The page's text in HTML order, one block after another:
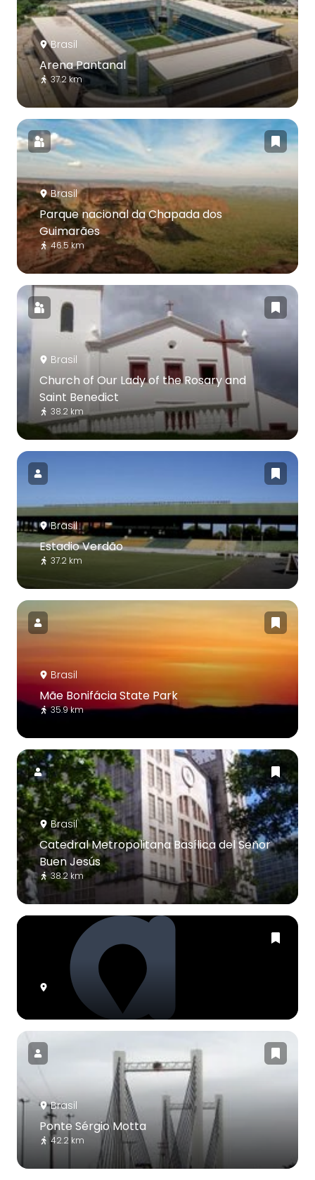
Brasil
Arena Pantanal
37.2 km
Brasil
Parque nacional da Chapada dos
Guimarães
46.5 km
Brasil
Church of Our Lady of the Rosary and
Saint Benedict
38.2 km
Brasil
Estadio Verdão
37.2 km
Brasil
Mãe Bonifácia State Park
35.9 km
Brasil
Catedral Metropolitana Basílica del Señor
Buen Jesús
38.2 km
Brasil
Ponte Sérgio Motta
42.2 km